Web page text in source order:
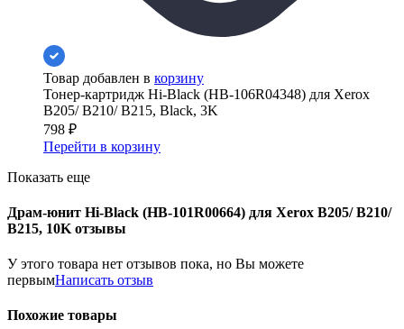
Товар добавлен в корзину
Тонер-картридж Hi-Black (HB-106R04348) для Xerox
B205/ B210/ B215, Black, 3K
798 ₽
Перейти в корзину
Показать еще
Драм-юнит Hi-Black (HB-101R00664) для Xerox B205/ B210/
B215, 10K отзывы
У этого товара нет отзывов пока, но Вы можете
первымНаписать отзыв
Похожие товары